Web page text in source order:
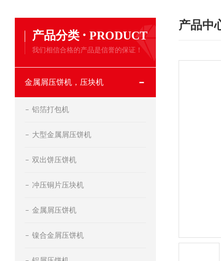
产品分类 · PRODUCT
我们相信合格的产品是信誉的保证！
金属屑压饼机，压块机
铝箔打包机
大型金属屑压饼机
双出饼压饼机
冲压铜片压块机
金属屑压饼机
镍合金屑压饼机
产品中